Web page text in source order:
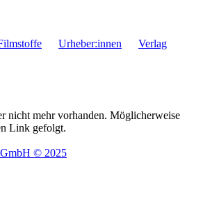
Urheber:innen Verlag
nicht mehr vorhanden. Möglicherweise
Link gefolgt.
GmbH © 2025